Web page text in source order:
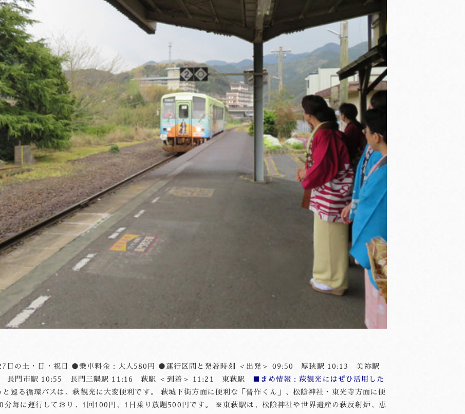
日の土・日・祝日 ●乗車料金：大人580円 ●運行区間と発着時刻 ＜出発＞ 09:50 厚狭駅 10:13 美祢駅
門市駅 10:55 長門三隅駅 11:16 萩駅 ＜到着＞ 11:21 東萩駅 ■まめ情報：萩観光にはぜひ活用した
と巡る循環バスは、萩観光に大変便利です。 萩城下街方面に便利な「晋作くん」、松陰神社・東光寺方面に便
分毎に運行しており、1回100円、1日乗り放題500円です。 ※東萩駅は、松陰神社や世界遺産の萩反射炉、恵